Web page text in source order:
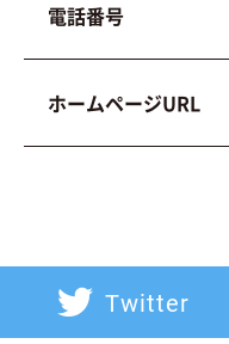
電話番号
ホームページURL
Twitter